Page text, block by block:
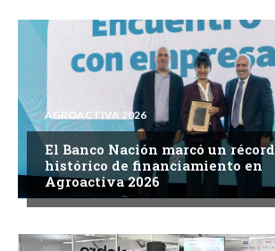
AGROACTIVA 2026
El Banco Nación marcó un récord
histórico de financiamiento en
Agroactiva 2026